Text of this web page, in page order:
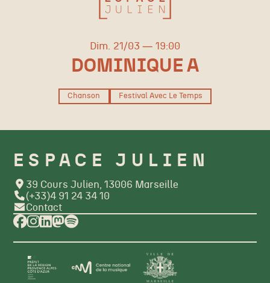
dimanche
Dim. 21/mars
03 19:00
DOMINIQUE A
Chanson Festival Avec Le Temps
ESPACE JULIEN
39 Cours Julien, 13006 Marseille
(+33)4 91 24 34 10
Contact